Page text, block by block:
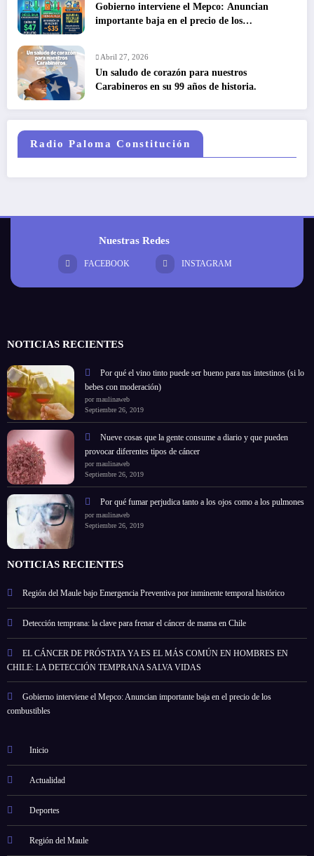
Gobierno interviene el Mepco: Anuncian
importante baja en el precio de los
Abril 27, 2026
Un saludo de corazón para nuestros
Carabineros en su 99 años de historia.
Radio Paloma Constitución
Nuestras Redes
FACEBOOK INSTAGRAM
NOTICIAS RECIENTES
Por qué el vino tinto puede ser bueno para tus intestinos (si lo
bebes con moderación)
por maulinaweb
Septiembre 26, 2019
Nueve cosas que la gente consume a diario y que pueden
provocar diferentes tipos de cáncer
por maulinaweb
Septiembre 26, 2019
Por qué fumar perjudica tanto a los ojos como a los pulmones
por maulinaweb
Septiembre 26, 2019
NOTICIAS RECIENTES
Región del Maule bajo Emergencia Preventiva por inminente temporal histórico
Detección temprana: la clave para frenar el cáncer de mama en Chile
EL CÁNCER DE PRÓSTATA YA ES EL MÁS COMÚN EN HOMBRES EN
CHILE: LA DETECCIÓN TEMPRANA SALVA VIDAS
Gobierno interviene el Mepco: Anuncian importante baja en el precio de los
combustibles
Inicio
Actualidad
Deportes
Región del Maule